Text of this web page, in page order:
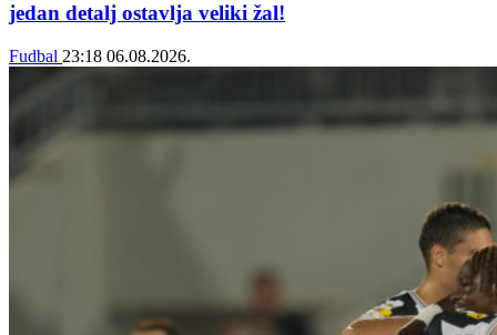
jedan detalj ostavlja veliki žal!
Fudbal 23:18 06.08.2026.